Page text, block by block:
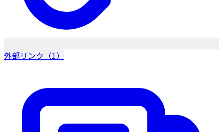
外部リンク（1）